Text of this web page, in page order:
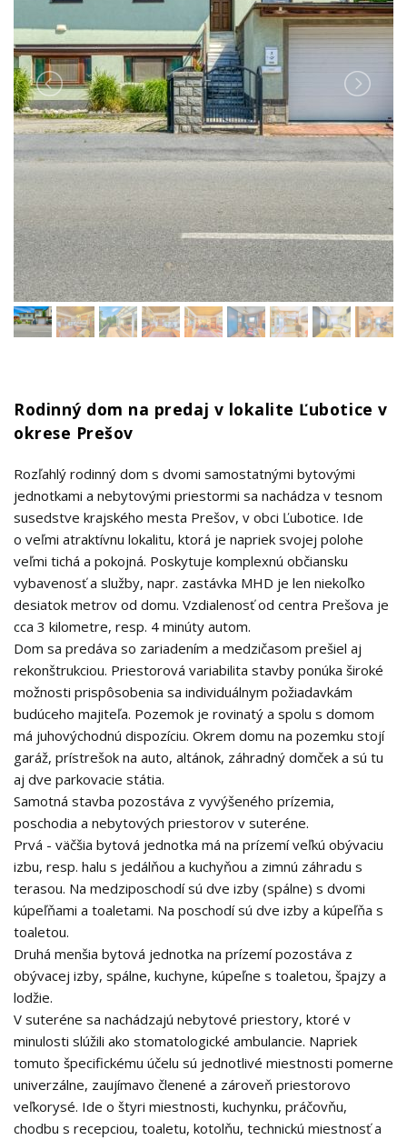
Rodinný dom na predaj v lokalite Ľubotice v
okrese Prešov
Rozľahlý rodinný dom s dvomi samostatnými bytovými
jednotkami a nebytovými priestormi sa nachádza v tesnom
susedstve krajského mesta Prešov, v obci Ľubotice. Ide
o veľmi atraktívnu lokalitu, ktorá je napriek svojej polohe
veľmi tichá a pokojná. Poskytuje komplexnú občiansku
vybavenosť a služby, napr. zastávka MHD je len niekoľko
desiatok metrov od domu. Vzdialenosť od centra Prešova je
cca 3 kilometre, resp. 4 minúty autom.
Dom sa predáva so zariadením a medzičasom prešiel aj
rekonštrukciou. Priestorová variabilita stavby ponúka široké
možnosti prispôsobenia sa individuálnym požiadavkám
budúceho majiteľa. Pozemok je rovinatý a spolu s domom
má juhovýchodnú dispozíciu. Okrem domu na pozemku stojí
garáž, prístrešok na auto, altánok, záhradný domček a sú tu
aj dve parkovacie státia.
Samotná stavba pozostáva z vyvýšeného prízemia,
poschodia a nebytových priestorov v suteréne.
Prvá - väčšia bytová jednotka má na prízemí veľkú obývaciu
izbu, resp. halu s jedálňou a kuchyňou a zimnú záhradu s
terasou. Na medziposchodí sú dve izby (spálne) s dvomi
kúpeľňami a toaletami. Na poschodí sú dve izby a kúpeľňa s
toaletou.
Druhá menšia bytová jednotka na prízemí pozostáva z
obývacej izby, spálne, kuchyne, kúpeľne s toaletou, špajzy a
lodžie.
V suteréne sa nachádzajú nebytové priestory, ktoré v
minulosti slúžili ako stomatologické ambulancie. Napriek
tomuto špecifickému účelu sú jednotlivé miestnosti pomerne
univerzálne, zaujímavo členené a zároveň priestorovo
veľkorysé. Ide o štyri miestnosti, kuchynku, práčovňu,
chodbu s recepciou, toaletu, kotolňu, technickú miestnosť a